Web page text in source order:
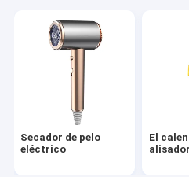
Estirador de cabello
Secador de pelo
eléctrico
El